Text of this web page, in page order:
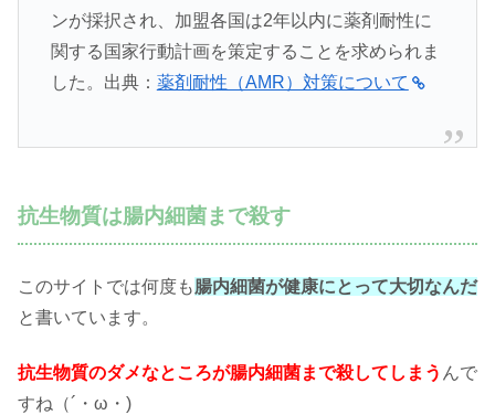
ンが採択され、加盟各国は2年以内に薬剤耐性に
関する国家行動計画を策定することを求められま
した。出典： 薬剤耐性（AMR）対策について
抗生物質は腸内細菌まで殺す
このサイトでは何度も腸内細菌が健康にとって大切なんだ
と書いています。
抗生物質のダメなところが腸内細菌まで殺してしまう んで
すね（´・ω・)